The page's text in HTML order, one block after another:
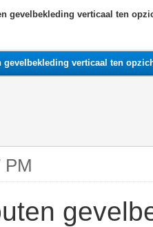
gevelbekleding verticaal ten
verticaal ten
PM